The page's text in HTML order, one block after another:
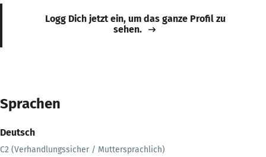
Logg Dich jetzt ein, um das ganze Profil zu
sehen.
Sprachen
Deutsch
C2 (Verhandlungssicher / Muttersprachlich)